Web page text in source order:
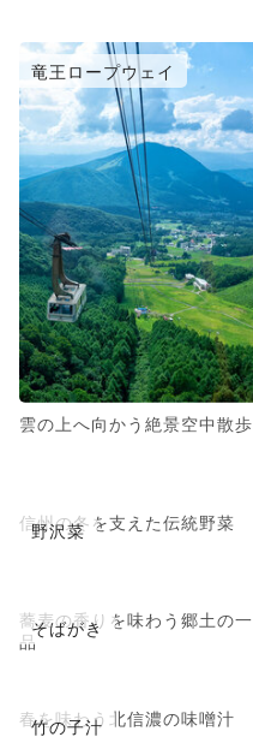
竜王ロープウェイ
雲の上へ向かう絶景空中散歩
野沢菜
信州の冬を支えた伝統野菜
そばがき
蕎麦の香りを味わう郷土の一
品
竹の子汁
春を味わう北信濃の味噌汁